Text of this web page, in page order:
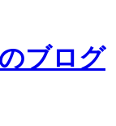
ブログ